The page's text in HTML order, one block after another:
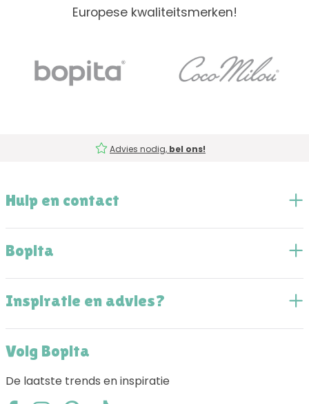
Europese kwaliteitsmerken!
Advies nodig, bel ons!
Hulp en contact
Bopita
Inspiratie en advies?
Volg Bopita
De laatste trends en inspiratie